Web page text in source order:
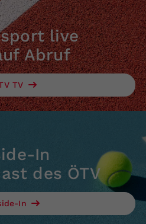
live
Abruf
TV
In
des ÖTV
In